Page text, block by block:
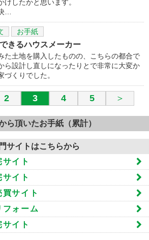
したかと思います。
…
お手紙
きるハウスメーカー
た土地を購入したものの、こちらの都合で
ら設計し直しになったりとで非常に大変か
くりでした。
2 3 4 5 ＞
ら頂いたお手紙（累計）
サイトはこちらから
イト
イト
サイト
フォーム
イト